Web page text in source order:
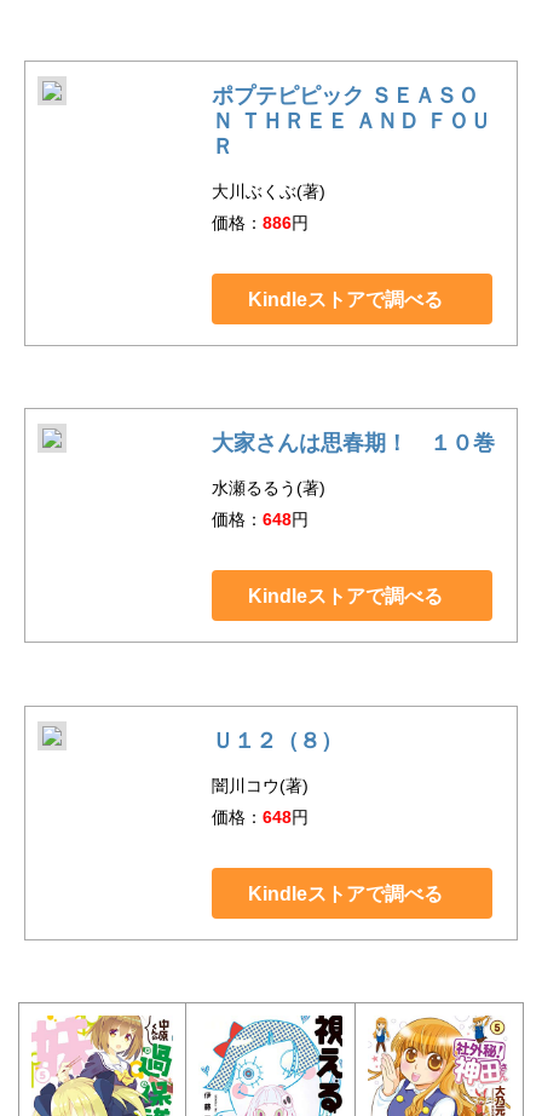
ポプテピピック ＳＥＡＳＯ
Ｎ ＴＨＲＥＥ ＡＮＤ ＦＯＵ
Ｒ
大川ぶくぶ(著)
価格： 886円
Kindleストアで調べる
大家さんは思春期！ １０巻
水瀬るるう(著)
価格： 648円
Kindleストアで調べる
Ｕ１２（８）
闇川コウ(著)
価格： 648円
Kindleストアで調べる